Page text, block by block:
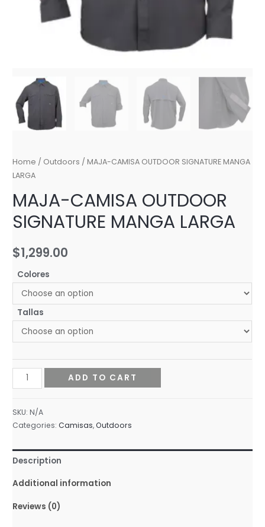
Home / Outdoors / MAJA-CAMISA OUTDOOR SIGNATURE MANGA
LARGA
MAJA-CAMISA OUTDOOR
SIGNATURE MANGA LARGA
$1,299.00
Colores
Tallas
MAJA-
CAMISA
SIGNATURE
LARGA
quantity
ADD TO CART
SKU:N/A
Categories:Camisas,Outdoors
Description
Additional information
Reviews (0)